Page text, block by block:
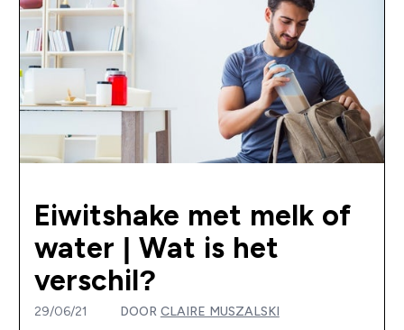
Eiwitshake met melk of
water | Wat is het
verschil?
29/06/21 DOOR CLAIRE MUSZALSKI